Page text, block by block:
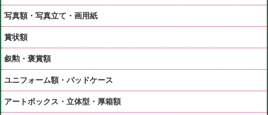
写真額・写真立て・画用紙
賞状額
叙勲・褒賞額
ユニフォーム額・バッドケース
アートボックス・立体型・厚箱額